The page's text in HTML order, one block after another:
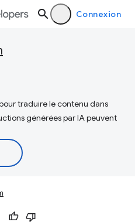
Connexion
traduire le contenu dans
générées par IA peuvent